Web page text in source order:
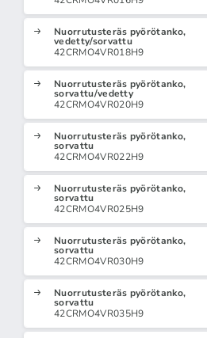
Nuorrutusteräs pyörötanko,
vedetty/sorvattu
42CRMO4VR018H9
Nuorrutusteräs pyörötanko,
sorvattu/vedetty
42CRMO4VR020H9
Nuorrutusteräs pyörötanko,
sorvattu
42CRMO4VR022H9
Nuorrutusteräs pyörötanko,
sorvattu
42CRMO4VR025H9
Nuorrutusteräs pyörötanko,
sorvattu
42CRMO4VR030H9
Nuorrutusteräs pyörötanko,
sorvattu
42CRMO4VR035H9